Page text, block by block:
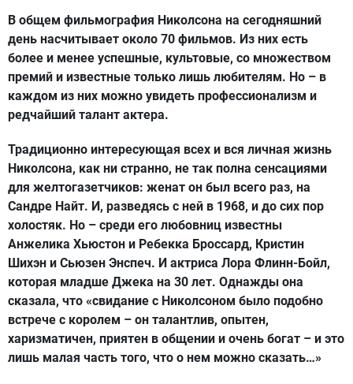
В общем фильмография Николсона на сегодняшний
день насчитывает около 70 фильмов. Из них есть
более и менее успешные, культовые, со множеством
премий и известные только лишь любителям. Но – в
каждом из них можно увидеть профессионализм и
редчайший талант актера.
Традиционно интересующая всех и вся личная жизнь
Николсона, как ни странно, не так полна сенсациями
для желтогазетчиков: женат он был всего раз, на
Сандре Найт. И, разведясь с ней в 1968, и до сих пор
холостяк. Но – среди его любовниц известны
Анжелика Хьюстон и Ребекка Броссард, Кристин
Шихэн и Сьюзен Энспеч. И актриса Лора Флинн-Бойл,
которая младше Джека на 30 лет. Однажды она
сказала, что «свидание с Николсоном было подобно
встрече с королем – он талантлив, опытен,
харизматичен, приятен в общении и очень богат – и это
лишь малая часть того, что о нем можно сказать…»